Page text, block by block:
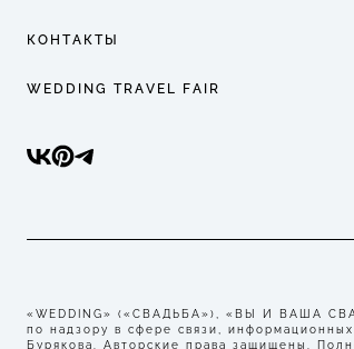
КОНТАКТЫ
WEDDING TRAVEL FAIR
«WEDDING» («СВАДЬБА»), «ВЫ И ВАША
по надзору в сфере связи,
Бурякова. Авторские права защищены.